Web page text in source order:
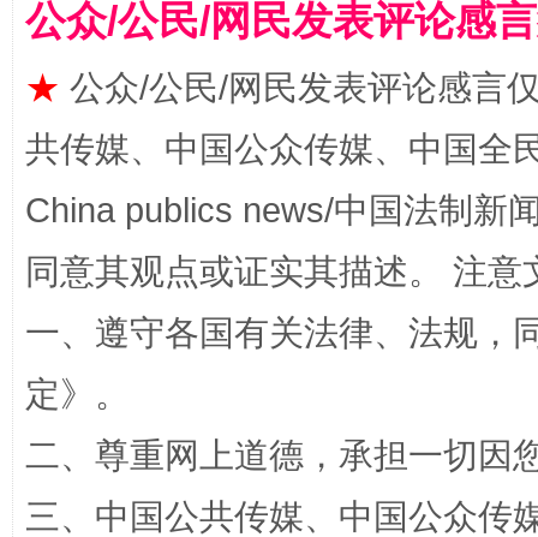
揭批美国五大"原罪" "炒
公众/公民/网民发表评论感
★ 公众/公民/网民发表评论感言
共传媒、中国公众传媒、中国全
China publics news/中国法制新
同意其观点或证实其描述。 注
一、遵守各国有关法律、法规，
定》。
二、尊重网上道德，承担一切因
三、中国公共传媒、中国公众传